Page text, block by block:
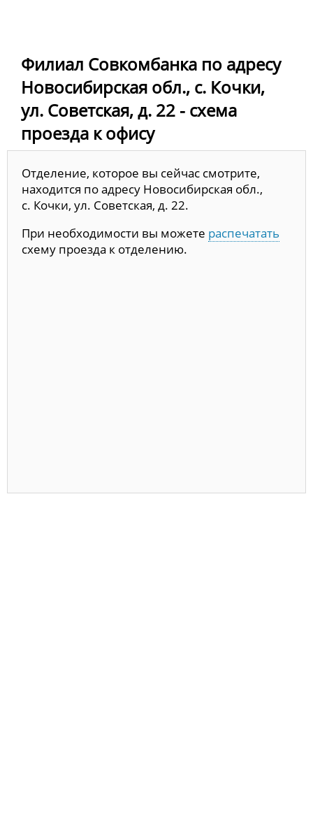
Филиал Совкомбанка по адресу
Новосибирская обл., с. Кочки,
ул. Советская, д. 22 - схема
проезда к офису
Отделение, которое вы сейчас смотрите,
находится по адресу Новосибирская обл.,
с. Кочки, ул. Советская, д. 22.
При необходимости вы можете распечатать
схему проезда к отделению.